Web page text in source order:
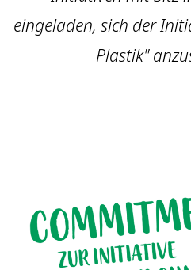
eingeladen, sich der
Plastik"